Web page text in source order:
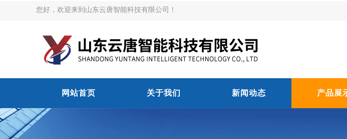
您好，欢迎来到山东云唐智能科技有限公司！
网站首页 关于我们 新闻动态 产品展